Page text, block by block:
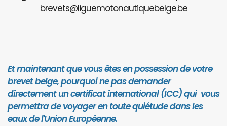
brevets@liguemotonautiquebelge.be
Et maintenant que vous êtes en possession de votre
brevet belge, pourquoi ne pas demander
directement un certificat international (ICC) qui vous
permettra de voyager en toute quiétude dans les
eaux de l'Union Européenne.